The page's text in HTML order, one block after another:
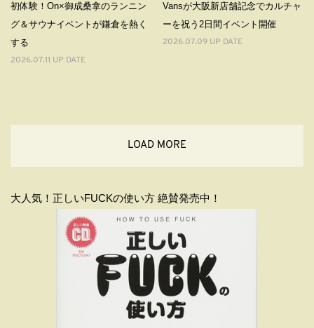
初体験！On×御成桑拿のランニン
グ＆サウナイベントが鎌倉を熱く
する
2026.07.11 UP DATE
Vansが大阪新店舗記念でカルチャ
ーを祝う2日間イベント開催
2026.07.09 UP DATE
LOAD MORE
大人気！正しいFUCKの使い方 絶賛発売中！